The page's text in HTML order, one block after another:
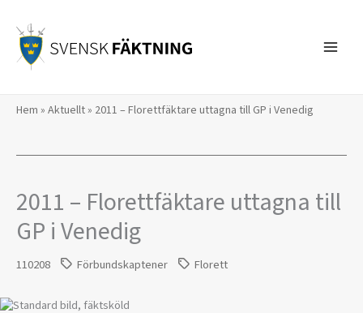
innehåll
Hem » Aktuellt» 2011 – Florettfäktare uttagna till GP i Venedig
2011 – Florettfäktare uttagna till
GP i Venedig
110208 Förbundskaptener Florett